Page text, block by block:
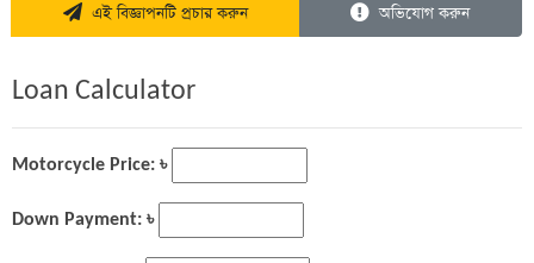
এই বিজ্ঞাপনটি প্রচার করুন অভিযোগ করুন
Loan Calculator
Motorcycle Price: ৳
Down Payment: ৳